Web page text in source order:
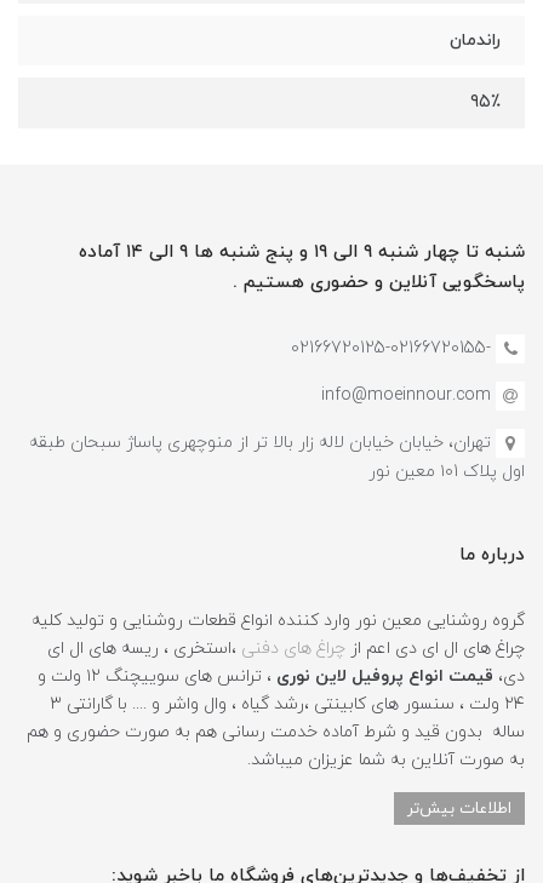
راندمان
۹۵٪
شنبه تا چهار شنبه ۹ الی ۱۹ و پنج شنبه ها ۹ الی ۱۴ آماده
پاسخگویی آنلاین و حضوری هستیم .
-02166720125-02166720155
info@moeinnour.com
تهران، خیابان خیابان لاله زار بالا تر از منوچهری پاساژ سبحان طبقه
اول پلاک ۱۰1 معین نور
درباره ما
گروه روشنایی معین نور وارد کننده انواع قطعات روشنایی و تولید کلیه
چراغ های ال ای دی اعم از چراغ های دفنی ،استخری ، ریسه های ال ای
دی، قیمت انواع پروفیل لاین نوری
، ترانس های سوییچنگ ۱۲ ولت و
۲۴ ولت ، سنسور های کابینتی ،رشد گیاه ، وال واشر و .... با گارانتی ۳
ساله بدون قید و شرط آماده خدمت رسانی هم به صورت حضوری و هم
به صورت آنلاین به شما عزیزان میباشد.
اطلاعات بیش‌تر
از تخفیف‌ها و جدیدترین‌های فروشگاه ما باخبر شوید: